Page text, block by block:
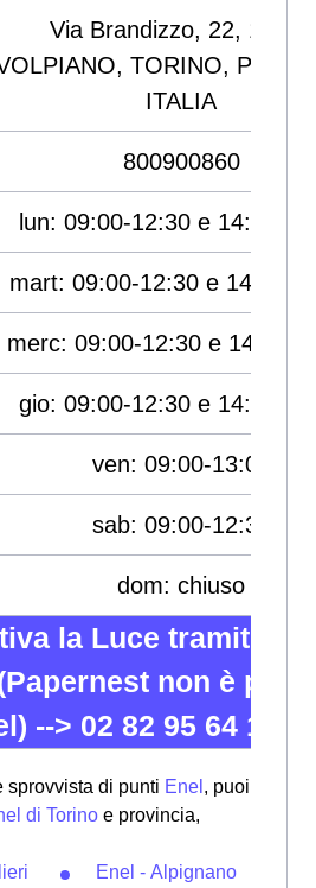
la Luce tramite
non è
--> 02 82 95 64 12
Via Brandizzo, 22, 10088
TORINO,
ITALIA
800900860
lun: 09:00-12:30 e 14:00-
mart: 09:00-12:30 e 14:00-
merc: 09:00-12:30 e 14:00-
gio: 09:00-12:30 e 14:00-
ven: 09:00-13:00
sab: 09:00-12:30
dom: chiuso
sprovvista di punti Enel , puoi
di Torino e provincia,
Enel - Alpignano